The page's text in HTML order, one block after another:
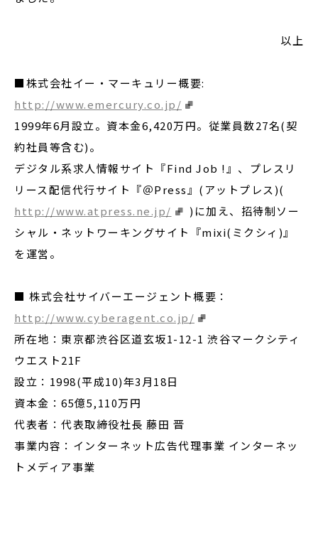
以上
■株式会社イー・マーキュリー概要:
http://www.emercury.co.jp/
1999年6月設立。資本金6,420万円。従業員数27名(契
約社員等含む)。
デジタル系求人情報サイト『Find Job !』、プレスリ
リース配信代行サイト『＠Press』(アットプレス)(
http://www.atpress.ne.jp/
)に加え、招待制ソー
シャル・ネットワーキングサイト『mixi(ミクシィ)』
を運営。
■ 株式会社サイバーエージェント概要：
http://www.cyberagent.co.jp/
所在地：東京都渋谷区道玄坂1-12-1 渋谷マークシティ
ウエスト21F
設立：1998(平成10)年3月18日
資本金：65億5,110万円
代表者：代表取締役社長 藤田 晋
事業内容：インターネット広告代理事業 インターネッ
トメディア事業